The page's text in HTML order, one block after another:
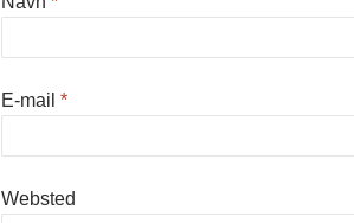
E-mail *
Websted